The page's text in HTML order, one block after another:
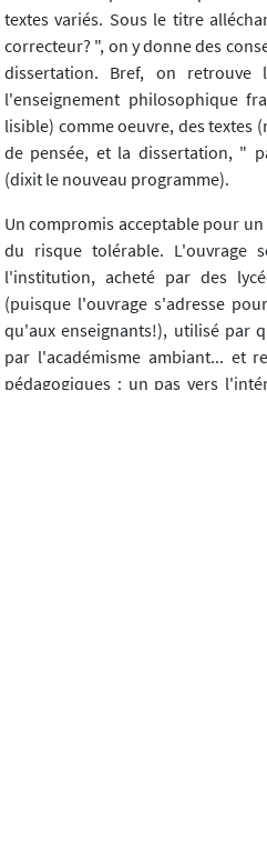
textes variés. Sous le titre
correcteur? ", on y donne des
dissertation. Bref, on retrouve
l'enseignement philosophique
lisible) comme oeuvre, des textes
de pensée, et la dissertation, "
(dixit le nouveau programme).
Un compromis acceptable pour
du risque tolérable. L'ouvrage
l'institution, acheté par des
(puisque l'ouvrage s'adresse
qu'aux enseignants!), utilisé par
par l'académisme ambiant... et
pédagogiques : un pas vers